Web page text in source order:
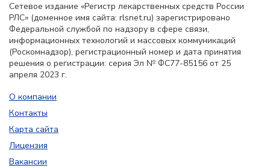
Сетевое издание «Регистр лекарственных средств России
РЛС» (доменное имя сайта: rlsnet.ru) зарегистрировано
Федеральной службой по надзору в сфере связи,
информационных технологий и массовых коммуникаций
(Роскомнадзор), регистрационный номер и дата принятия
решения о регистрации: серия Эл № ФС77-85156 от 25
апреля 2023 г.
О компании
Контакты
Карта сайта
Лицензия
Вакансии